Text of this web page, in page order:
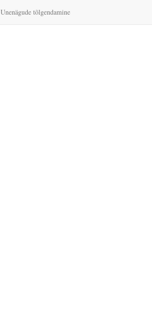
Unenägude tõlgendamine